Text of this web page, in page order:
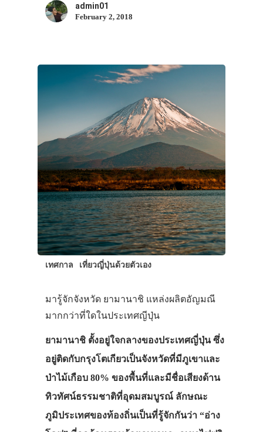
admin01
February 2, 2018
เทศกาล เที่ยวญี่ปุ่นด้วยตัวเอง
มารู้จักจังหวัด ยามานาชิ แหล่งผลิตอัญมณี
มากกว่าที่ใดในประเทศญีปุ่น
ยามานาชิ ตั้งอยู่ใจกลางของประเทศญี่ปุ่น ซึ่ง
อยู่ติดกับกรุงโตเกียวเป็นจังหวัดที่มีภูเขาและ
ป่าไม้เกือบ 80% ของพื้นที่และมีชื่อเสียงด้าน
ทิวทัศน์ธรรมชาติที่อุดมสมบูรณ์ ลักษณะ
ภูมิประเทศของท้องถิ่นเป็นที่รู้จักกันว่า “อ่าง